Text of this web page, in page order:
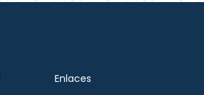
Enlaces